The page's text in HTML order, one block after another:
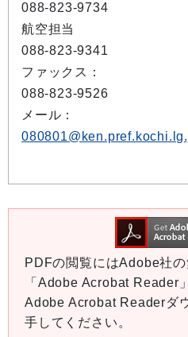
088-823-9734
航空担当
088-823-9341
ファックス：
088-823-9526
メール：
PDFの閲覧にはAdobe社
「Adobe Acrobat Reader
Adobe Acrobat Readerダ
手してください。